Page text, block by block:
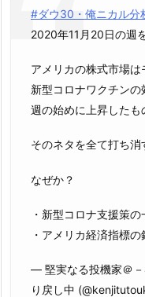
#ダウ30・俺ニカル分
2020年11月20日の週
アメリカの株式市場
新型コロナワクチン
週の始めに上昇したも
そのネタを全て打ち
なぜか？
・新型コロナ支援策
・アメリカ経済指標の
— 堅実なる投機家＠
り戻し中